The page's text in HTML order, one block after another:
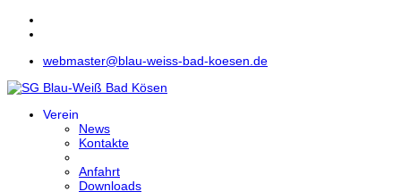
webmaster@blau-weiss-bad-koesen.de
Verein
News
Kontakte
Anfahrt
Downloads